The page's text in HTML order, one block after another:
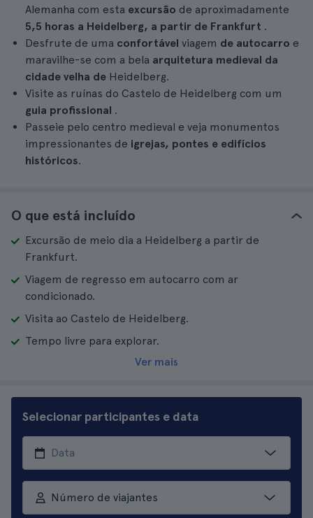
Alemanha com esta excursão de aproximadamente
5,5 horas a Heidelberg, a partir de Frankfurt .
Desfrute de uma confortável viagem de autocarro e
maravilhe-se com a bela arquitetura medieval da
cidade velha de Heidelberg.
Visite as ruínas do Castelo de Heidelberg com um
guia profissional .
Passeie pelo centro medieval e veja monumentos
impressionantes de igrejas, pontes e edifícios
históricos.
O que está incluído
Excursão de meio dia a Heidelberg a partir de
Frankfurt.
Viagem de regresso em autocarro com ar
condicionado.
Visita ao Castelo de Heidelberg.
Tempo livre para explorar.
Ver mais
Selecionar participantes e data
Número de viajantes